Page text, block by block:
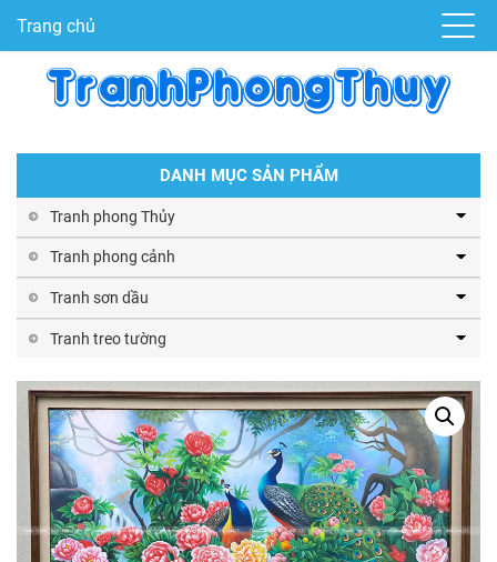
Trang chủ
DANH MỤC SẢN PHẨM
Tranh phong Thủy
Tranh phong cảnh
Tranh sơn dầu
Tranh treo tường